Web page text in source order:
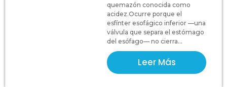
quemazón conocida como
acidez.Ocurre porque el
esfínter esofágico inferior —una
válvula que separa el estómago
del esófago— no cierra...
Leer Más